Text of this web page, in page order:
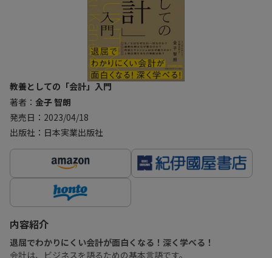
教養としての「会計」入門
著者： 金子 智朗
発売日：2023/04/18
出版社：日本実業出版社
内容紹介
退屈でわかりにくい会計が面白くなる！深く学べる！
会計は、ビジネスを語るための基本言語です。